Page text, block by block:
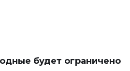
будет ограничено